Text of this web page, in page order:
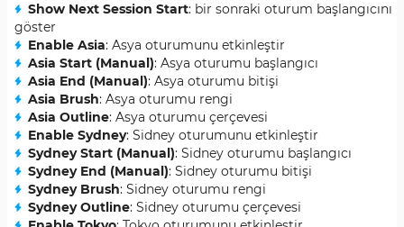
Show Next Session Start: bir sonraki oturum başlangıcını
göster
Enable Asia: Asya oturumunu etkinleştir
Asia Start (Manual): Asya oturumu başlangıcı
Asia End (Manual): Asya oturumu bitişi
Asia Brush: Asya oturumu rengi
Asia Outline: Asya oturumu çerçevesi
Enable Sydney: Sidney oturumunu etkinleştir
Sydney Start (Manual): Sidney oturumu başlangıcı
Sydney End (Manual): Sidney oturumu bitişi
Sydney Brush: Sidney oturumu rengi
Sydney Outline: Sidney oturumu çerçevesi